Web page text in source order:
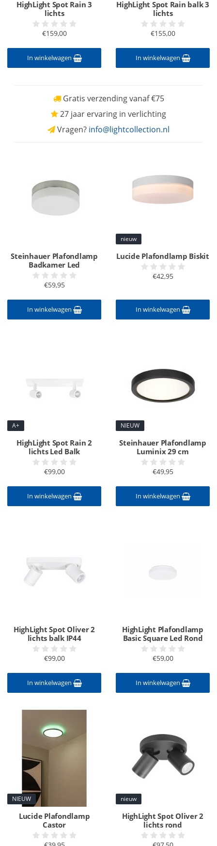
HighLight Spot Rain 3
lichts
€159,00
In winkelwagen
HighLight Spot Rain balk 3
lichts
€155,00
In winkelwagen
Gratis verzending vanaf €75
27 jaar ervaring in verlichting
Vragen? info@lightcollection.nl
Steinhauer Plafondlamp
Badkamer Led
€59,95
In winkelwagen
nieuw
Lucide Plafondlamp Biskit
€42,95
In winkelwagen
A+
HighLight Spot Rain 2
lichts Led Balk
€99,00
In winkelwagen
NIEUW
Steinhauer Plafondlamp
Luminix 29 cm
€49,95
In winkelwagen
HighLight Spot Oliver 2
lichts balk IP44
€99,00
In winkelwagen
HighLight Plafondlamp
Basic Square Led Rond
€59,00
In winkelwagen
NIEUW
Lucide Plafondlamp
Castor
nieuw
HighLight Spot Oliver 2
lichts rond